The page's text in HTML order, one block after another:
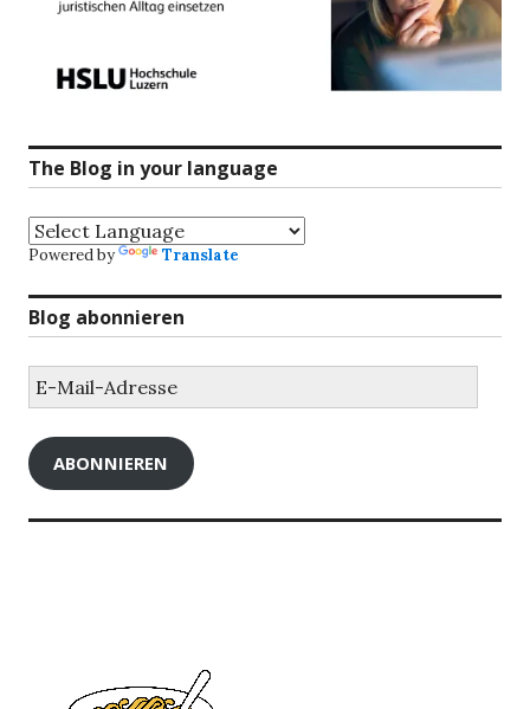
The Blog in your language
Powered by Translate
Blog abonnieren
Mail-
ABONNIEREN